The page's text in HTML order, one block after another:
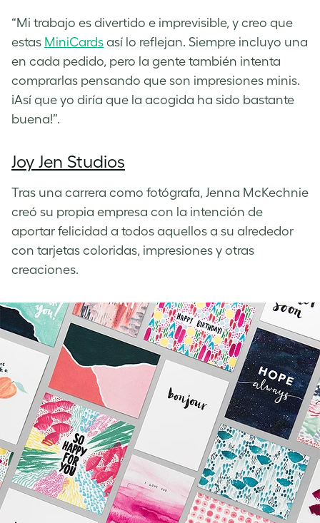
“Mi trabajo es divertido e imprevisible, y creo que
estas MiniCards así lo reflejan. Siempre incluyo una
en cada pedido, pero la gente también intenta
comprarlas pensando que son impresiones minis.
¡Así que yo diría que la acogida ha sido bastante
buena!”.
Joy Jen Studios
Tras una carrera como fotógrafa, Jenna McKechnie
creó su propia empresa con la intención de
aportar felicidad a todos aquellos a su alrededor
con tarjetas coloridas, impresiones y otras
creaciones.